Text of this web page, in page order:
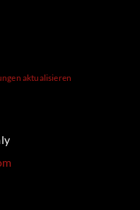
aktualisieren